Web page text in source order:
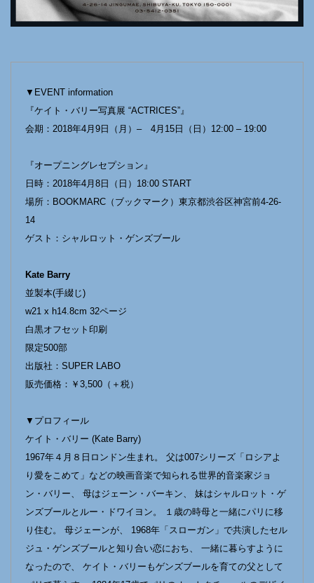
▼EVENT information
『ケイト・バリー写真展 “ACTRICES”』
会期：2018年4月9日（月）– 4月15日（日）12:00 – 19:00
『オープニングレセプション』
日時：2018年4月8日（日）18:00 START
場所：BOOKMARC（ブックマーク）東京都渋谷区神宮前4-26-
14
ゲスト：シャルロット・ゲンズブール
Kate Barry
並製本(手綴じ)
w21 x h14.8cm 32ページ
白黒オフセット印刷
限定500部
出版社：SUPER LABO
販売価格：￥3,500（＋税）
▼プロフィール
ケイト・バリー (Kate Barry)
1967年４月８日ロンドン生まれ。 父は007シリーズ「ロシアよ
り愛をこめて」などの映画音楽で知られる世界的音楽家ジョ
ン・バリー、 母はジェーン・バーキン、 妹はシャルロット・ゲ
ンズブールとルー・ドワイヨン。 １歳の時母と一緒にパリに移
り住む。 母ジェーンが、 1968年「スローガン」で共演したセル
ジュ・ゲンズブールと知り合い恋におち、 一緒に暮らすように
なったので、 ケイト・バリーもゲンズブールを育ての父として